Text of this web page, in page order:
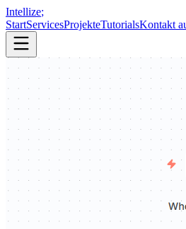
Intellize;
StartServicesProjekteTutorialsKontakt